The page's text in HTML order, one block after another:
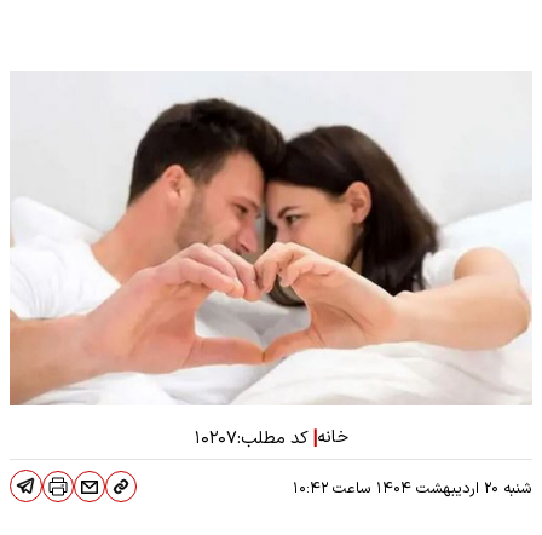
خانه| کد مطلب:۱۰۲۰۷
شنبه ۲۰ اردیبهشت ۱۴۰۴ ساعت